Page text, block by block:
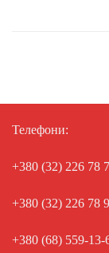
Телефони:
+380 (32) 226 78
+380 (32) 226 78
+380 (68) 559-13-